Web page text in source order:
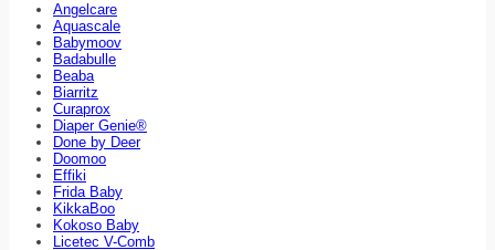
Angelcare
Aquascale
Babymoov
Badabulle
Beaba
Biarritz
Curaprox
Diaper Genie®
Done by Deer
Doomoo
Effiki
Frida Baby
KikkaBoo
Kokoso Baby
Licetec V-Comb